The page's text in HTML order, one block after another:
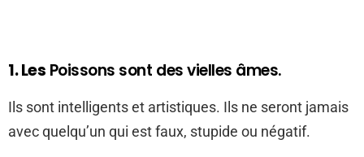
1. Les Poissons sont des vielles âmes.
Ils sont intelligents et artistiques. Ils ne seront jamais
avec quelqu’un qui est faux, stupide ou négatif.